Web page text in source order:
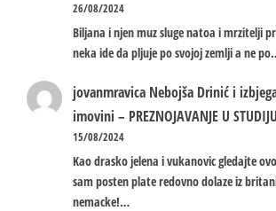
26/08/2024
Biljana i njen muz sluge natoa i mrzitelji
neka ide da pljuje po svojoj zemlji a ne
jovanmravica Nebojša Drinić i
imovini – PREZNOJAVANJE U STUDIJU
15/08/2024
Kao drasko jelena i vukanovic gledajte
sam posten plate redovno dolaze iz
nemacke!…